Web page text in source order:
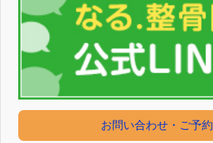
お問い合わせ・ご予約